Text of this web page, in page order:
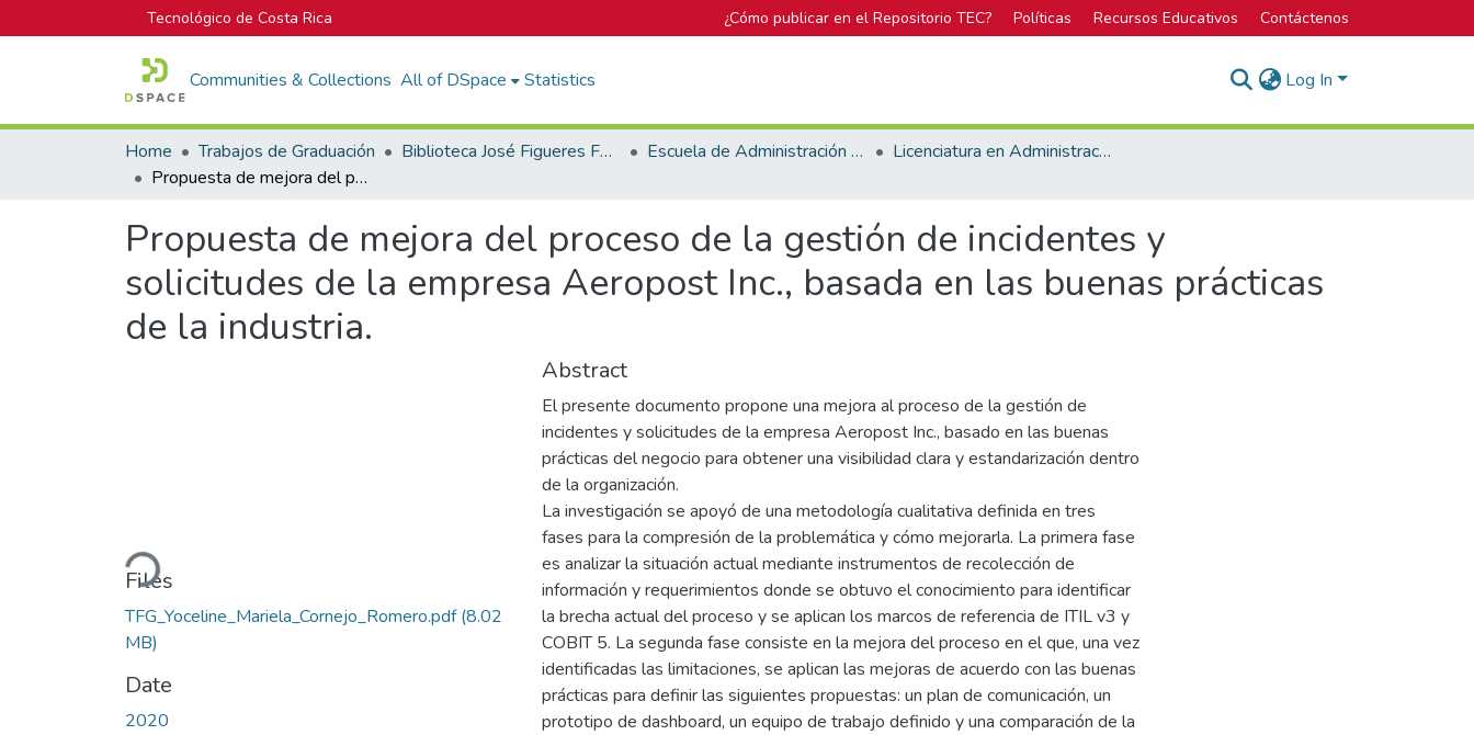
Tecnológico de Costa Rica ¿Cómo publicar en el Repositorio TEC? Políticas Recursos Educativos Contáctenos
Communities & Collections All of DSpace Statistics Log In
Home Trabajos de Graduación Biblioteca José Figueres Ferrer Escuela de Administración de Tecnologías de Información (antes era Área Académica de Administración de Tecnologías de Información)
Licenciatura en Administración de Tecnología de Información
Propuesta de mejora del proceso de la gestión de incidentes y solicitudes de la empresa Aeropost Inc., basada en las buenas prácticas de la industria.
Propuesta de mejora del proceso de la gestión de incidentes y
solicitudes de la empresa Aeropost Inc., basada en las buenas prácticas
de la industria.
Loading...
Files
TFG_Yoceline_Mariela_Cornejo_Romero.pdf(8.02
MB)
Date
2020
Abstract
El presente documento propone una mejora al proceso de la gestión de
incidentes y solicitudes de la empresa Aeropost Inc., basado en las buenas
prácticas del negocio para obtener una visibilidad clara y estandarización dentro
de la organización.
La investigación se apoyó de una metodología cualitativa definida en tres
fases para la compresión de la problemática y cómo mejorarla. La primera fase
es analizar la situación actual mediante instrumentos de recolección de
información y requerimientos donde se obtuvo el conocimiento para identificar
la brecha actual del proceso y se aplican los marcos de referencia de ITIL v3 y
COBIT 5. La segunda fase consiste en la mejora del proceso en el que, una vez
identificadas las limitaciones, se aplican las mejoras de acuerdo con las buenas
prácticas para definir las siguientes propuestas: un plan de comunicación, un
prototipo de dashboard, un equipo de trabajo definido y una comparación de la